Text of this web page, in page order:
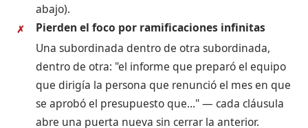
abajo).
✗
Pierden el foco por ramificaciones infinitas
Una subordinada dentro de otra subordinada,
dentro de otra: "el informe que preparó el equipo
que dirigía la persona que renunció el mes en que
se aprobó el presupuesto que..." — cada cláusula
abre una puerta nueva sin cerrar la anterior.